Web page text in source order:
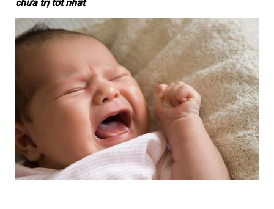
chữa trị tốt nhất